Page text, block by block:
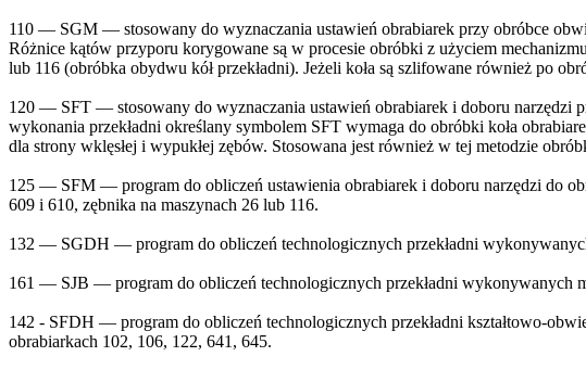
110 — SGM — stosowany do wyznaczania ustawień obrabiarek przy obróbce
Różnice kątów przyporu korygowane są w procesie obróbki z użyciem
lub 116 (obróbka obydwu kół przekładni). Jeżeli koła są szlifowane również po
120 — SFT — stosowany do wyznaczania ustawień obrabiarek i doboru narzędzi
wykonania przekładni określany symbolem SFT wymaga do obróbki koła
dla strony wklęsłej i wypukłej zębów. Stosowana jest również w tej metodzie
125 — SFM — program do obliczeń ustawienia obrabiarek i doboru narzędzi do
609 i 610, zębnika na maszynach 26 lub 116.
132 — SGDH — program do obliczeń technologicznych przekładni
161 — SJB — program do obliczeń technologicznych przekładni wykonywanych
142 - SFDH — program do obliczeń technologicznych przekładni kształtowo-
obrabiarkach 102, 106, 122, 641, 645.